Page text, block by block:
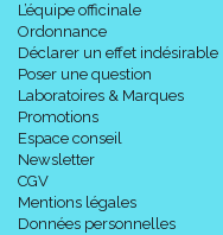
L’équipe officinale
Ordonnance
Déclarer un effet indésirable
Poser une question
Laboratoires & Marques
Promotions
Espace conseil
Newsletter
CGV
Mentions légales
Données personnelles